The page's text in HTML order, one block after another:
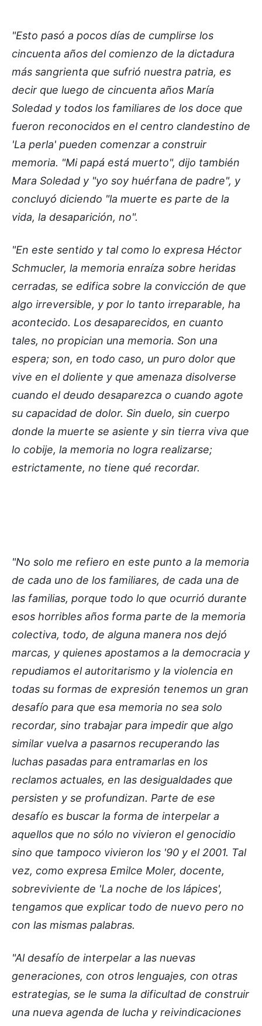
"Esto pasó a pocos días de cumplirse los
cincuenta años del comienzo de la dictadura
más sangrienta que sufrió nuestra patria, es
decir que luego de cincuenta años María
Soledad y todos los familiares de los doce que
fueron reconocidos en el centro clandestino de
'La perla' pueden comenzar a construir
memoria. "Mi papá está muerto", dijo también
Mara Soledad y "yo soy huérfana de padre", y
concluyó diciendo "la muerte es parte de la
vida, la desaparición, no".
"En este sentido y tal como lo expresa Héctor
Schmucler, la memoria enraíza sobre heridas
cerradas, se edifica sobre la convicción de que
algo irreversible, y por lo tanto irreparable, ha
acontecido. Los desaparecidos, en cuanto
tales, no propician una memoria. Son una
espera; son, en todo caso, un puro dolor que
vive en el doliente y que amenaza disolverse
cuando el deudo desaparezca o cuando agote
su capacidad de dolor. Sin duelo, sin cuerpo
donde la muerte se asiente y sin tierra viva que
lo cobije, la memoria no logra realizarse;
estrictamente, no tiene qué recordar.
"No solo me refiero en este punto a la memoria
de cada uno de los familiares, de cada una de
las familias, porque todo lo que ocurrió durante
esos horribles años forma parte de la memoria
colectiva, todo, de alguna manera nos dejó
marcas, y quienes apostamos a la democracia y
repudiamos el autoritarismo y la violencia en
todas su formas de expresión tenemos un gran
desafío para que esa memoria no sea solo
recordar, sino trabajar para impedir que algo
similar vuelva a pasarnos recuperando las
luchas pasadas para entramarlas en los
reclamos actuales, en las desigualdades que
persisten y se profundizan. Parte de ese
desafío es buscar la forma de interpelar a
aquellos que no sólo no vivieron el genocidio
sino que tampoco vivieron los '90 y el 2001. Tal
vez, como expresa Emilce Moler, docente,
sobreviviente de 'La noche de los lápices',
tengamos que explicar todo de nuevo pero no
con las mismas palabras.
"Al desafío de interpelar a las nuevas
generaciones, con otros lenguajes, con otras
estrategias, se le suma la dificultad de construir
una nueva agenda de lucha y reivindicaciones